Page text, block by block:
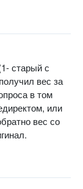
старый с
вес за
в том
или
вес со